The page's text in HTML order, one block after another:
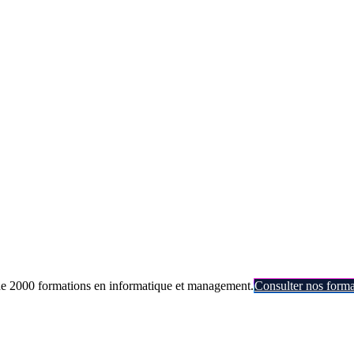
2000 formations en informatique et management.Consulter nos